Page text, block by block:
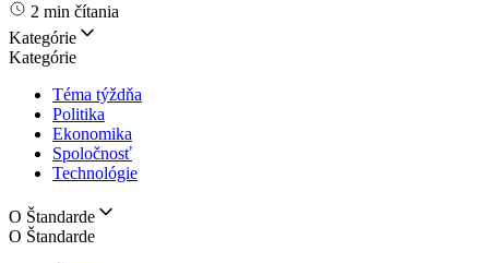
2 min čítania
Kategórie
Kategórie
Téma týždňa
Politika
Ekonomika
Spoločnosť
Technológie
O Štandarde
O Štandarde